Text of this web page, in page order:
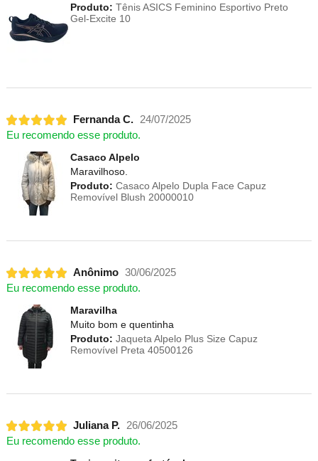
Produto: Tênis ASICS Feminino Esportivo Preto
Gel-Excite 10
Fernanda C. 24/07/2025
Eu recomendo esse produto.
Casaco Alpelo
Maravilhoso.
Produto: Casaco Alpelo Dupla Face Capuz
Removível Blush 20000010
Anônimo 30/06/2025
Eu recomendo esse produto.
Maravilha
Muito bom e quentinha
Produto: Jaqueta Alpelo Plus Size Capuz
Removível Preta 40500126
Juliana P. 26/06/2025
Eu recomendo esse produto.